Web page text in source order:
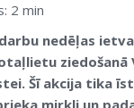
2 min
nedēļas
ziedošanā
Šī akcija tika
mirkli un